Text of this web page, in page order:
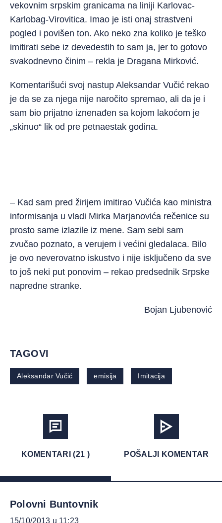
vekovnim srpskim granicama na liniji Karlovac-
Karlobag-Virovitica. Imao je isti onaj strastveni
pogled i povišen ton. Ako neko zna koliko je teško
imitirati sebe iz devedestih to sam ja, jer to gotovo
svakodnevno činim – rekla je Dragana Mirković.
Komentarišući svoj nastup Aleksandar Vučić rekao
je da se za njega nije naročito spremao, ali da je i
sam bio prijatno iznenađen sa kojom lakoćom je
„skinuo“ lik od pre petnaestak godina.
– Kad sam pred žirijem imitirao Vučića kao ministra
informisanja u vladi Mirka Marjanovića rečenice su
prosto same izlazile iz mene. Sam sebi sam
zvučao poznato, a verujem i većini gledalaca. Bilo
je ovo neverovatno iskustvo i nije isključeno da sve
to još neki put ponovim – rekao predsednik Srpske
napredne stranke.
Bojan Ljubenović
TAGOVI
Aleksandar Vučić emisija Imitacija
KOMENTARI (21 ) POŠALJI KOMENTAR
Polovni Buntovnik
15/10/2013 u 11:23